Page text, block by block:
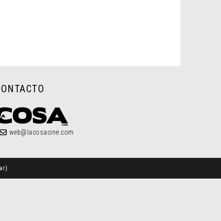
web@lacosacine.com
)